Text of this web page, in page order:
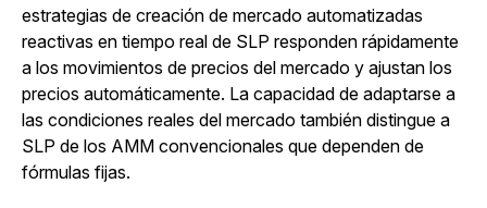
estrategias de creación de mercado automatizadas
reactivas en tiempo real de SLP responden rápidamente
a los movimientos de precios del mercado y ajustan los
precios automáticamente. La capacidad de adaptarse a
las condiciones reales del mercado también distingue a
SLP de los AMM convencionales que dependen de
fórmulas fijas.